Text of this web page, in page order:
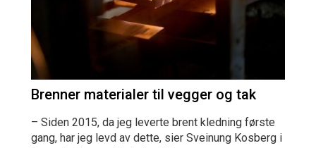
Brenner materialer til vegger og tak
– Siden 2015, da jeg leverte brent kledning første
gang, har jeg levd av dette, sier Sveinung Kosberg i